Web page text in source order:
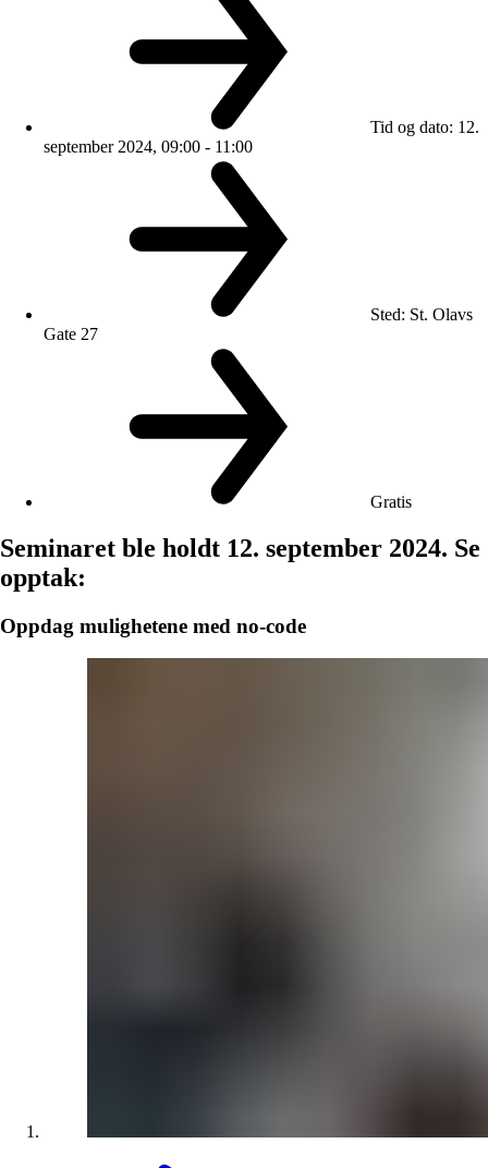
Tid og dato: 12.
september 2024, 09:00 - 11:00
Sted: St. Olavs
Gate 27
Gratis
Seminaret ble holdt 12. september 2024. Se
opptak:
Oppdag mulighetene med no-code